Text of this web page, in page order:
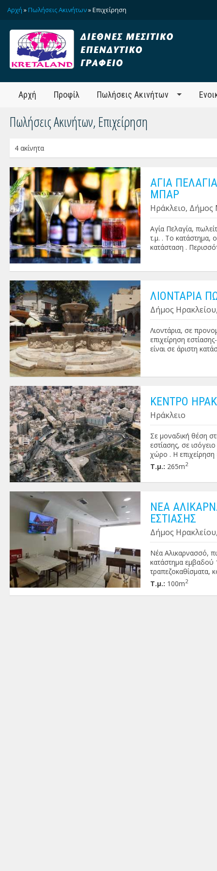
Αρχή »Πωλήσεις Ακινήτων» Επιχείρηση
Αρχή Προφίλ Πωλήσεις Ακινήτων
Πωλήσεις Ακινήτων, Επιχείρηση
4 ακίνητα
ΑΓΙΑ
ΜΠΑΡ
Ηράκλειο, Δήμος
Αγία Πελαγία,
τ.μ. . Το κατάστημα,
κατάσταση .
ΛΙΟΝΤΑΡΙΑ
Δήμος
Λιοντάρια, σε
επιχείρηση
είναι σε άριστη
ΚΕΝΤΡΟ
Ηράκλειο
Σε μοναδική θέση
εστίασης, σε
χώρο . Η επιχείρηση
της επιχείρησης
ραντεβού . Τιμή :
Τ.μ.: 265m2
ΝΕΑ
ΕΣΤΙΑΣΗΣ
Δήμος
Νέα Αλικαρνασσό,
κατάστημα εμβαδού
τραπεζοκαθίσματα,
καφέ κ.α . Ο χώρος,
κατάσταση . Τιμή
Τ.μ.: 100m2